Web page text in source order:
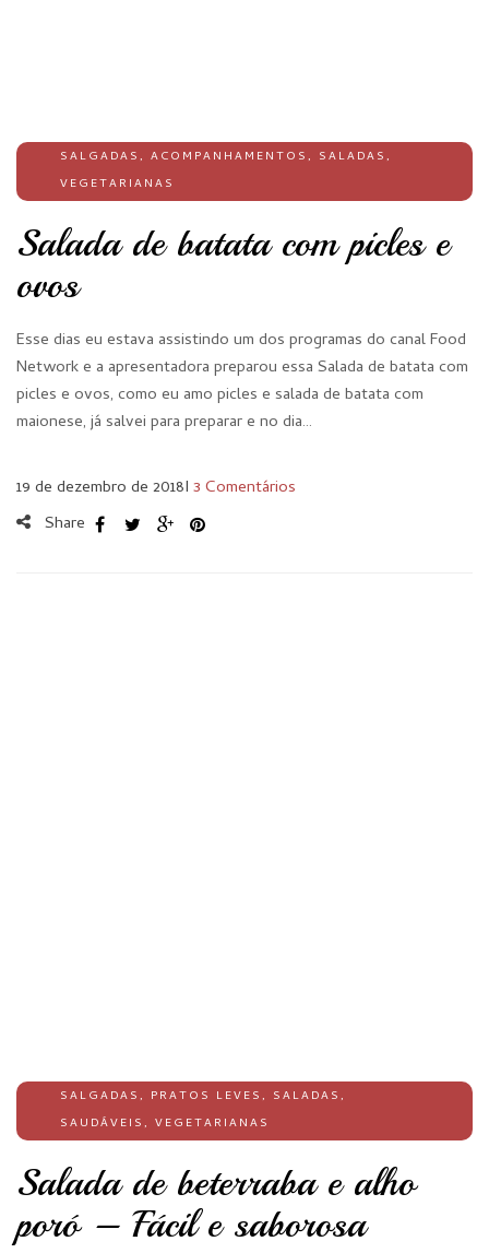
SALGADAS, ACOMPANHAMENTOS, SALADAS,
VEGETARIANAS
Salada de batata com picles e
ovos
Esse dias eu estava assistindo um dos programas do canal Food
Network e a apresentadora preparou essa Salada de batata com
picles e ovos, como eu amo picles e salada de batata com
maionese, já salvei para preparar e no dia…
19 de dezembro de 2018I 3 Comentários
Share
SALGADAS, PRATOS LEVES, SALADAS,
SAUDÁVEIS, VEGETARIANAS
Salada de beterraba e alho
poró – Fácil e saborosa